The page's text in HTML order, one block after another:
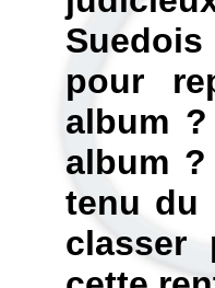
pour
album
album
tenu du
classer